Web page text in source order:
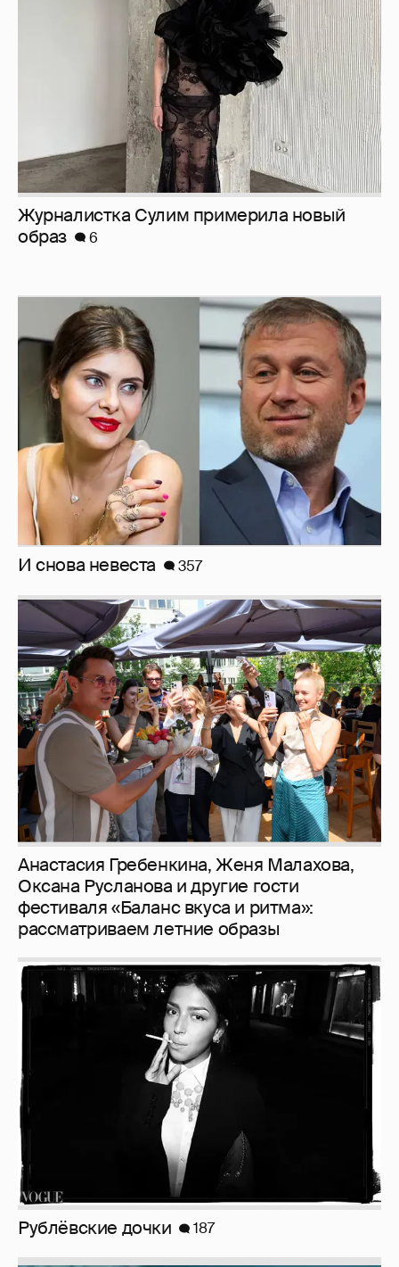
Журналистка Сулим примерила новый
образ
6
И снова невеста 357
Анастасия Гребенкина, Женя Малахова,
Оксана Русланова и другие гости
фестиваля «Баланс вкуса и ритма»:
рассматриваем летние образы
Рублёвские дочки 187